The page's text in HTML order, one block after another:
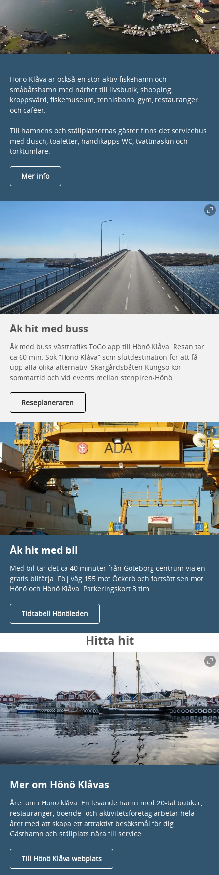
Hönö Klåva är också en stor aktiv fiskehamn och
småbåtshamn med närhet till livsbutik, shopping,
kroppsvård, fiskemuseum, tennisbana, gym, restauranger
och caféer.
Till hamnens och ställplatsernas gäster finns det servicehus
med dusch, toaletter, handikapps WC, tvättmaskin och
torktumlare.
Mer info
Åk hit med buss
Åk med buss västtrafiks ToGo app till Hönö Klåva. Resan tar
ca 60 min. Sök ”Hönö Klåva” som slutdestination för att få
upp alla olika alternativ. Skärgårdsbåten Kungsö kör
sommartid och vid events mellan stenpiren-Hönö
Reseplaneraren
Åk hit med bil
Med bil tar det ca 40 minuter från Göteborg centrum via en
gratis bilfärja. Följ väg 155 mot Öckerö och fortsätt sen mot
Hönö och Hönö Klåva. Parkeringskort 3 tim.
Tidtabell Hönöleden
Hitta hit
Mer om Hönö Klåvas
Året om i Hönö klåva. En levande hamn med 20-tal butiker,
restauranger, boende- och aktivitetsföretag arbetar hela
året med att skapa ett attraktivt besöksmål för dig.
Gästhamn och ställplats nära till service.
Till Hönö Klåva webplats